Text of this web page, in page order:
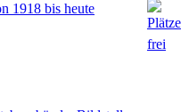
1918 bis heute